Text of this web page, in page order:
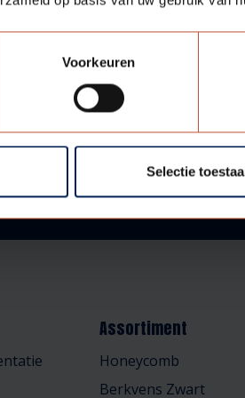
Voorkeuren
Selectie
Assortiment
Honeycomb
Berkvens Zwart